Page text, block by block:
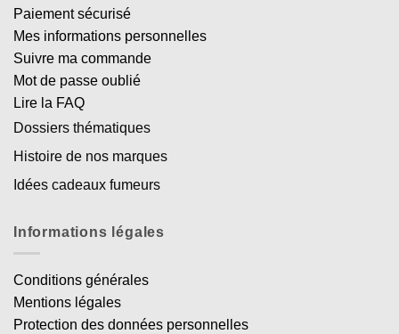
Paiement sécurisé
Mes informations personnelles
Suivre ma commande
Mot de passe oublié
Lire la FAQ
Dossiers thématiques
Histoire de nos marques
Idées cadeaux fumeurs
Informations légales
Conditions générales
Mentions légales
Protection des données personnelles